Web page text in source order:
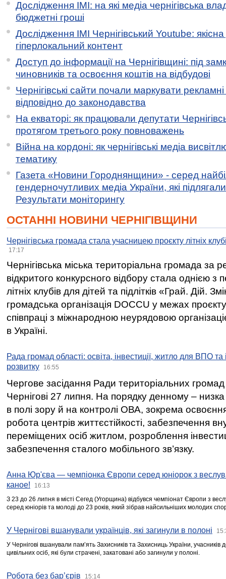
Дослідження ІМІ: на які медіа чернігівська
бюджетні гроші
Дослідження ІМІ Чернігівський Youtube:
гіперлокальний контент
Доступ до інформації на Чернігівщині: під
чиновників та освоєння коштів на відбудові
Чернігівські сайти почали маркувати
відповідно до законодавства
На екваторі: як працювали депутати
протягом третього року повноважень
Війна на кордоні: як чернігівські медіа
тематику
Газета «Новини Городнянщини» - серед
гендерночутливих медіа України, які
Результати моніторингу
ОСТАННІ НОВИНИ ЧЕРНІГІВЩИНИ
Чернігівська громада стала учасницею проєкту літніх
17:17
Чернігівська міська територіальна громада за
відкритого конкурсного відбору стала однією
літніх клубів для дітей та підлітків «Грай. Дій.
громадська організація DOCCU у межах
співпраці з міжнародною неурядовою
в Україні.
Рада громад області: освіта, інвестиції, житло для ВПО
розвитку
16:55
Чергове засідання Ради територіальних громад
Чернігові 27 липня. На порядку денному –
в полі зору й на контролі ОВА, зокрема освоєння
робота центрів життєстійкості, забезпечення
переміщених осіб житлом, розроблення
забезпечення сталого мобільного зв’язку.
Анна Юр'єва — чемпіонка Європи серед юніорок з
каное!
16:13
З 23 до 26 липня в місті Сегед (Угорщина) відбувся чемпіонат Європи з
серед юніорів та молоді до 23 років, який зібрав найсильніших молодих
У Чернігові вшанували українців, які загинули в полоні
У Чернігові вшанували пам’ять Захисників та Захисниць України,
цивільних осіб, які були страчені, закатовані або загинули у полоні.
Робота без бар’єрів 15:14